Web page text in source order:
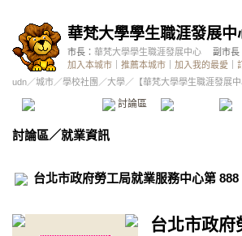
華梵大學學生職涯發展中
市長： 華梵大學學生職涯發展中心
副市長
加入本城市
推薦本城市 加入我的最愛
udn／城市／學校社團 ／大學／ 【華梵大學學生職涯發展
討論區 精華區
討論區／就業資訊
台北市政府勞工局就業服務中心第
台北市政